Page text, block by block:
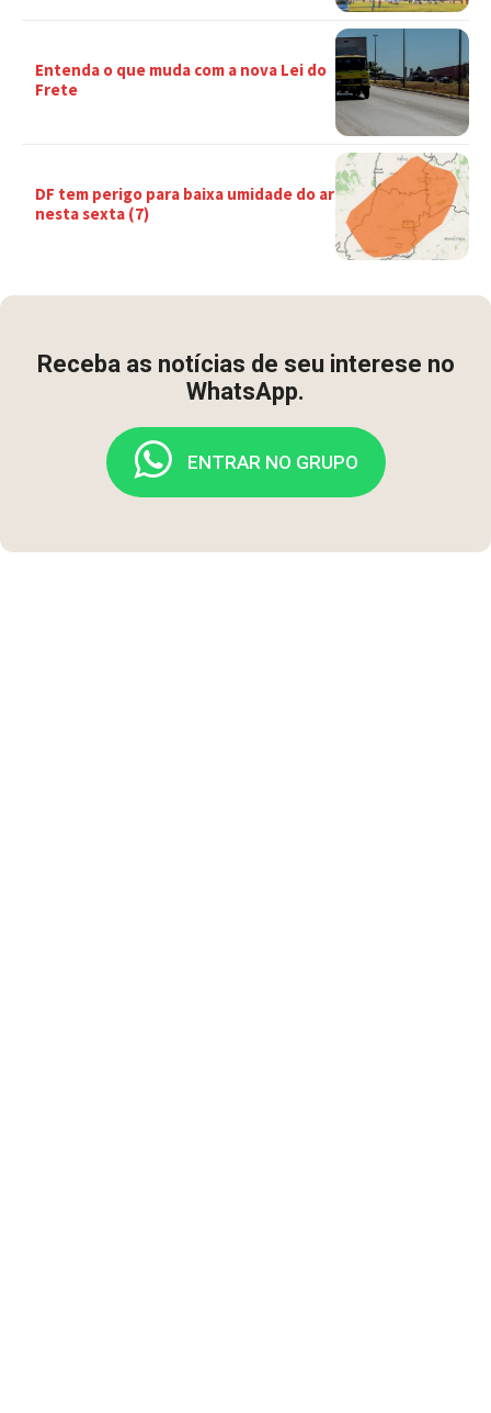
Entenda o que muda com a nova Lei do
Frete
DF tem perigo para baixa umidade do ar
nesta sexta (7)
Receba as notícias de seu interese no
WhatsApp.
ENTRAR NO GRUPO